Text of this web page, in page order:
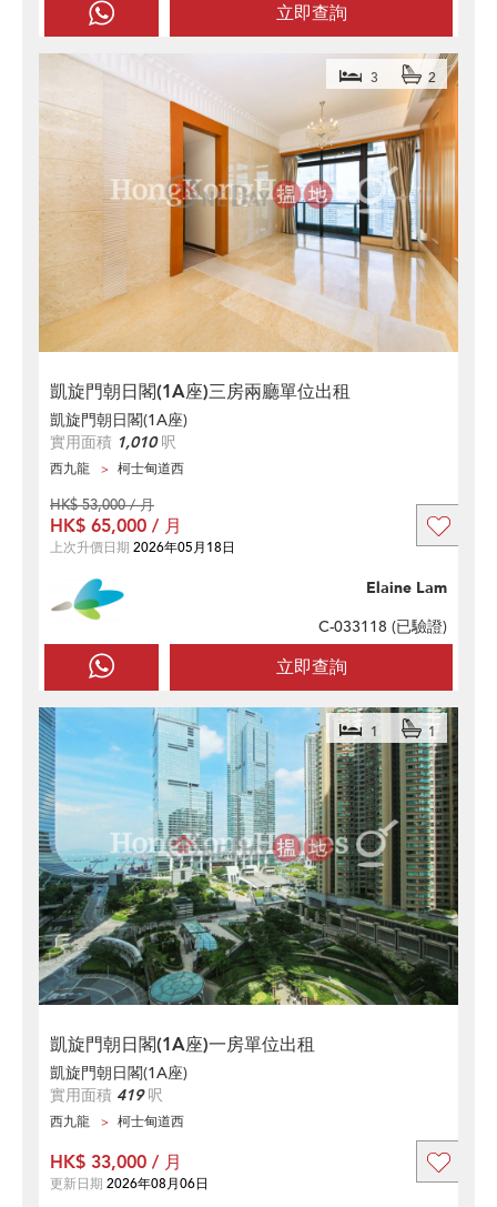
立即查詢
凱旋門朝日閣(1A座)三房兩廳單位出租
3 2
凱旋門朝日閣(1A座)
實用面積 1,010呎
西九龍 柯士甸道西
立即查詢
Elaine Lam
C-033118 (已驗證)
HK$ 53,000 / 月
HK$ 65,000 / 月
上次升價日期 2026年05月18日
凱旋門朝日閣(1A座)一房單位出租
1 1
凱旋門朝日閣(1A座)
實用面積 419呎
西九龍 柯士甸道西
HK$ 33,000 / 月
更新日期 2026年08月06日